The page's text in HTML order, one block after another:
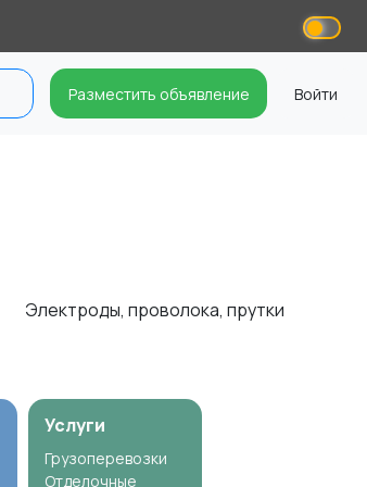
Разместить объявление Войти
Электроды, проволока, прутки
Услуги
Грузоперевозки
Отделочные